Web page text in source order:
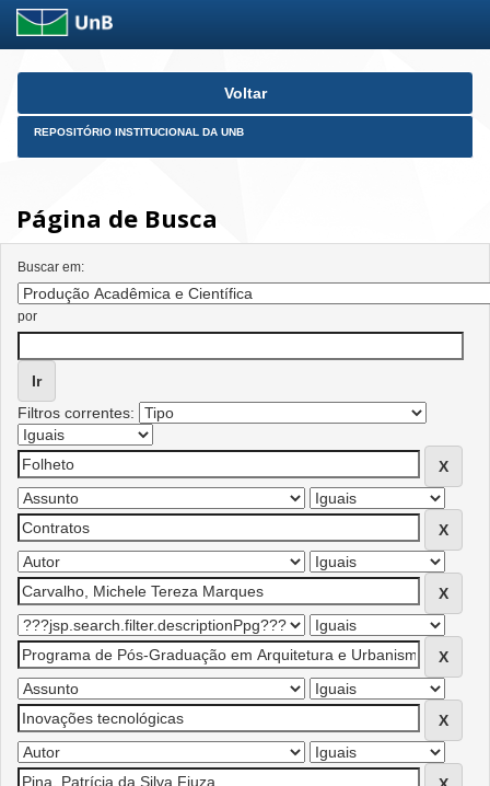
Skip
Voltar
REPOSITÓRIO INSTITUCIONAL DA UNB
Página de Busca
Buscar em:
por
Filtros correntes: